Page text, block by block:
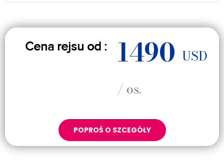
Cena rejsu od : 1490 USD
/ os.
POPROŚ O SZCEGÓŁY